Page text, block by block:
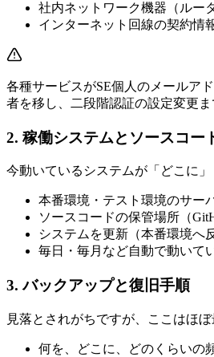
社内ネットワーク機器（ルー
インターネット回線の契約情
各種サービスがSE個人のメールア
者を移し、二段階認証の設定変更
2. 稼働システムとソースコー
今動いているシステムが「どこに
本番環境・テスト環境のサー
ソースコードの保管場所（
システムを更新（本番環境へ
毎日・毎月など自動で動いて
3. バックアップと復旧手順
見落とされがちですが、ここはほ
何を、どこに、どのくらいの